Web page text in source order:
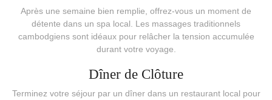
Après une semaine bien remplie, offrez-vous un moment de
détente dans un spa local. Les massages traditionnels
cambodgiens sont idéaux pour relâcher la tension accumulée
durant votre voyage.
Dîner de Clôture
Terminez votre séjour par un dîner dans un restaurant local pour